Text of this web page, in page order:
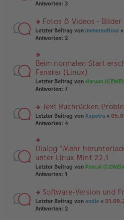
g
er
tr
a
g
el
e
n
er
tr
a
g
te
n
g
el
e
n
er
B
ei
tr
g
Antworten: 3
rs
te
u
n
g
el
es
e
er
B
ei
tr
g
Fotos & Videos -
Letzter Beitrag von immerauftour «
Antworten: 2
rs
te
r
u
n
el
es
e
er
B
ei
tr
a
g
Beim normalen Start
Fenster (Linux)
Letzter Beitrag von Haruun
Antworten: 7
rs
te
u
n
g
el
es
e
er
B
ei
tr
Text Buchrücken
Letzter Beitrag von Xxpetra «
Antworten: 4
rs
te
r
u
n
el
es
e
Dialog "Mehr
unter Linux Mint 22.1
Letzter Beitrag von Pascal
Antworten: 1
rs
te
Software-Version und
Letzter Beitrag von andie «
Antworten: 2